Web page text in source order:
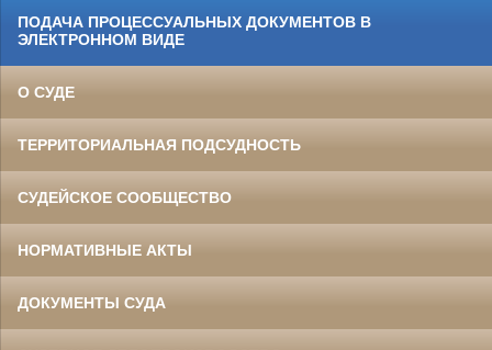
ПОДАЧА ПРОЦЕССУАЛЬНЫХ ДОКУМЕНТОВ В
ЭЛЕКТРОННОМ ВИДЕ
О СУДЕ
ТЕРРИТОРИАЛЬНАЯ ПОДСУДНОСТЬ
СУДЕЙСКОЕ СООБЩЕСТВО
НОРМАТИВНЫЕ АКТЫ
ДОКУМЕНТЫ СУДА